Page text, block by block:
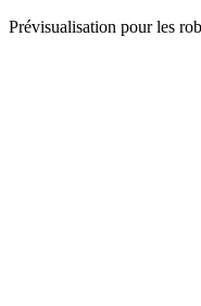
Prévisualisation pour les